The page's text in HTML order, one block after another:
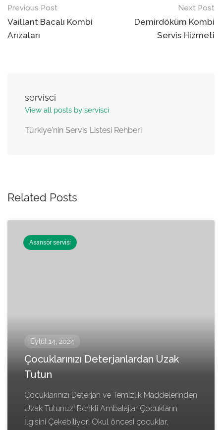
Post
navigation
Previous Post
Vaillant Bacalı Kombi
Arızaları
Next Post
Demirdöküm Kombi
Servis Hizmeti
servisci
View all posts by servisci
Türkiye'nin Servis Listesi Rehberi
Related Posts
Asansör servisi
Eylül 14, 2024
Çocuklarınızı Deterjanlardan Uzak
Tutun
Çocuklarınızı Deterjan ve Temizlik Maddelerinden
Uzak Tutunuz! Renkli Ambalajlar Çocukların
İlgisini Çekebiliyor! Okul öncesi çocuklar,